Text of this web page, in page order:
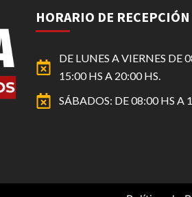
HORARIO DE RECEPCIÓN
DE LUNES A VIERNES DE
15:00 HS A 20:00 HS.
SÁBADOS: DE 08:00 HS A